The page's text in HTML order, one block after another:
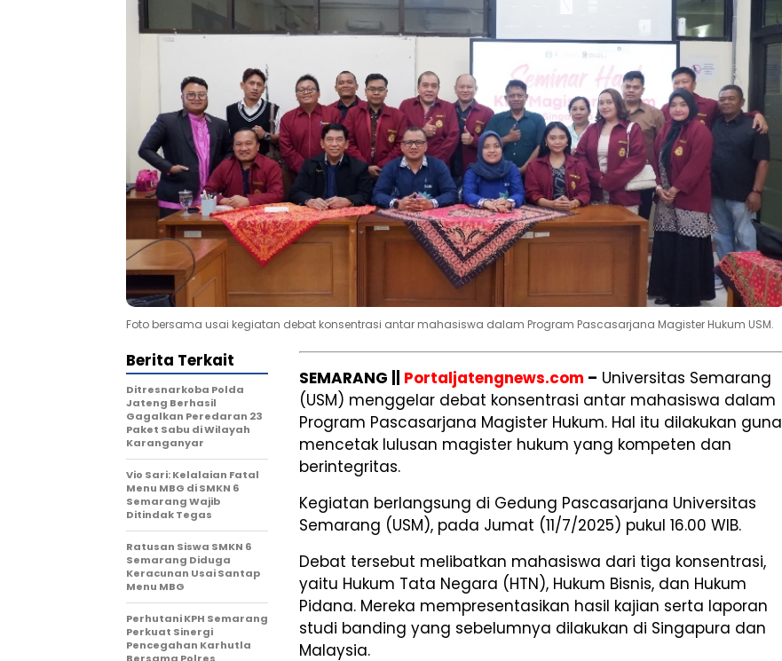
Foto bersama usai kegiatan debat konsentrasi antar mahasiswa dalam Program Pascasarjana Magister Hukum USM.
SEMARANG || Portaljatengnews.com – Universitas Semarang
(USM) menggelar debat konsentrasi antar mahasiswa dalam
Program Pascasarjana Magister Hukum. Hal itu dilakukan guna
mencetak lulusan magister hukum yang kompeten dan
berintegritas.
Kegiatan berlangsung di Gedung Pascasarjana Universitas
Semarang (USM), pada Jumat (11/7/2025) pukul 16.00 WIB.
Debat tersebut melibatkan mahasiswa dari tiga konsentrasi,
yaitu Hukum Tata Negara (HTN), Hukum Bisnis, dan Hukum
Pidana. Mereka mempresentasikan hasil kajian serta laporan
studi banding yang sebelumnya dilakukan di Singapura dan
Malaysia.
Berita Terkait
Ditresnarkoba Polda
Jateng Berhasil
Gagalkan Peredaran 23
Paket Sabu di Wilayah
Karanganyar
Vio Sari: Kelalaian Fatal
Menu MBG di SMKN 6
Semarang Wajib
Ditindak Tegas
Ratusan Siswa SMKN 6
Semarang Diduga
Keracunan Usai Santap
Menu MBG
Perhutani KPH Semarang
Perkuat Sinergi
Pencegahan Karhutla